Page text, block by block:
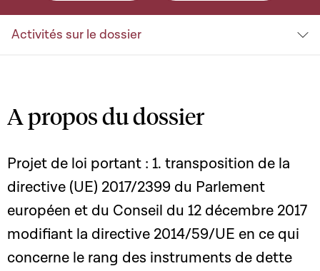
Activités sur le dossier
A propos du dossier
Projet de loi portant : 1. transposition de la
directive (UE) 2017/2399 du Parlement
européen et du Conseil du 12 décembre 2017
modifiant la directive 2014/59/UE en ce qui
concerne le rang des instruments de dette